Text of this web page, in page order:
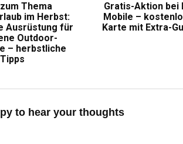
Thema
im Herbst:
Ausrüstung für
Outdoor-
– herbstliche
Tipps
Gratis-Aktion bei
Mobile –
Karte mit Extra-
to hear your thoughts